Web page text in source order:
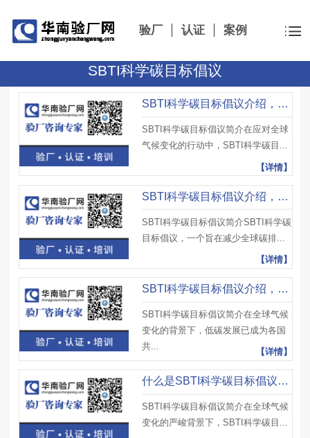
验厂 认证 案例
SBTI科学碳目标倡议
SBTI科学碳目标倡议介绍，SBTI科学碳目标倡议实施要求及注意事项
SBTI科学碳目标倡议简介在应对全球
气候变化的行动中，SBTI科学碳目...
【详情】
SBTI科学碳目标倡议介绍，SBTI行动指南、资源支持和审核意义
SBTI科学碳目标倡议简介SBTI科学碳
目标倡议，一个旨在减少全球碳排...
【详情】
SBTI科学碳目标倡议介绍，SBTI科学碳目标特点、挑战前景
SBTI科学碳目标倡议简介在全球气候
变化的背景下，低碳发展已成为各国
共...
【详情】
什么是SBTI科学碳目标倡议？SBTI科学碳目标倡议面临困难、应对措施
SBTI科学碳目标倡议简介在全球气候
变化的严峻背景下，SBTI科学碳目...